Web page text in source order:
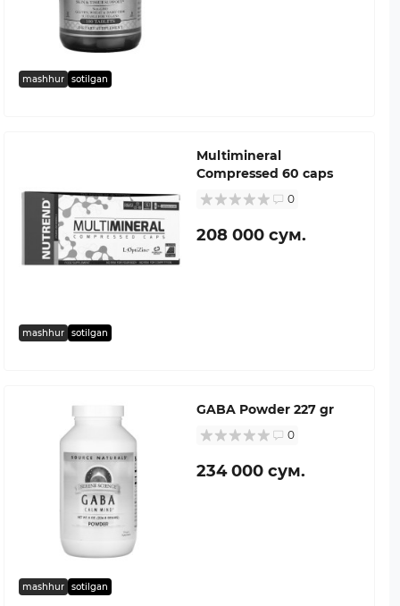
mashhur sotilgan
mashhur sotilgan
Multimineral
Compressed 60 caps
0
208 000 сум.
mashhur sotilgan
GABA Powder 227 gr
0
234 000 сум.